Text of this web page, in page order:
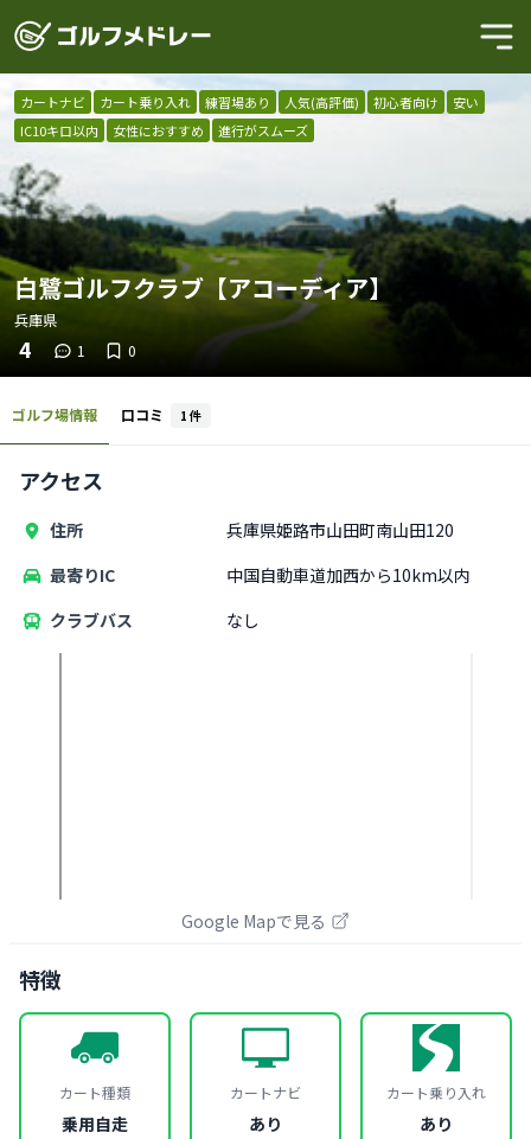
カートナビ カート乗り入れ 練習場あり 人気(高評価) 初心者向け
安い
IC10キロ以内
女性におすすめ 進行がスムーズ
白鷺ゴルフクラブ【アコーディア】
兵庫県
4 1 0
ゴルフ場情報 口コミ 1 件
アクセス
住所
兵庫県姫路市山田町南山田120
最寄りIC
中国自動車道加西から10km以内
クラブバス
なし
Google Mapで見る
特徴
カート種類
乗用自走
カートナビ
あり
カート乗り入れ
あり